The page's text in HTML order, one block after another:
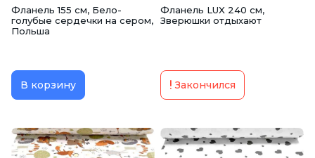
Фланель 155 см, Бело-
голубые сердечки на сером,
Польша
В корзину
Фланель LUX 240 см,
Зверюшки отдыхают
Закончился